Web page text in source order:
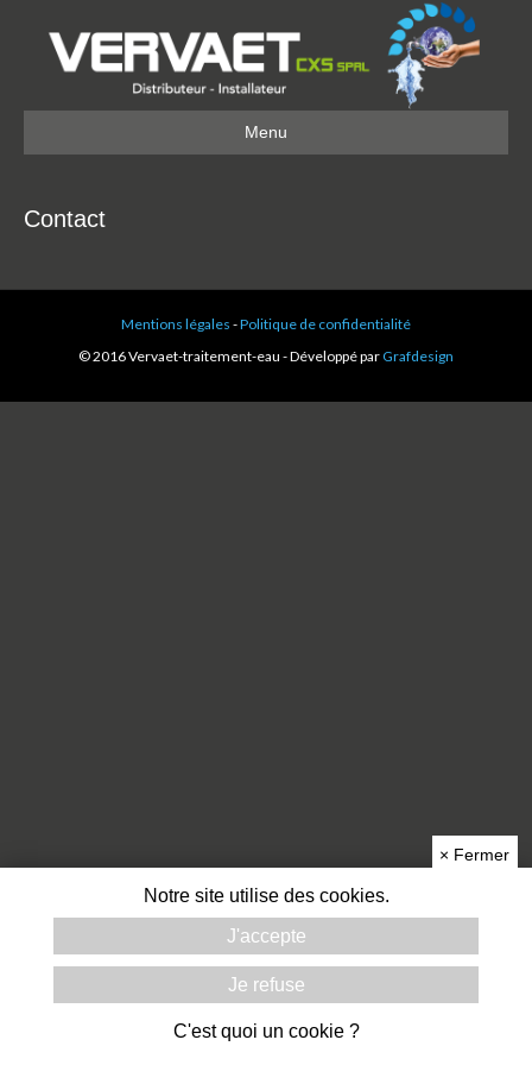
Menu
Contact
Mentions légales -Politique de confidentialité
© 2016 Vervaet-traitement-eau - Développé parGrafdesign
Notre site utilise des cookies.
J'accepte
Je refuse
C'est quoi un cookie ?
× Fermer